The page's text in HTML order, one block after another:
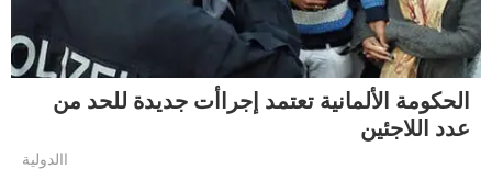
الحكومة الألمانية تعتمد إجراأت جديدة للحد من
عدد اللاجئين
االدولية